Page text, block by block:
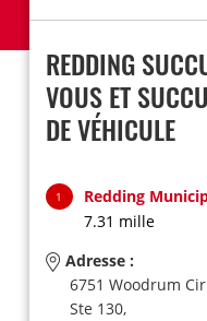
REDDING
VOUS ET
DE VÉHICULE
1
Redding
7.31 mille
Adresse :
6751 Woodrum
Ste 130,